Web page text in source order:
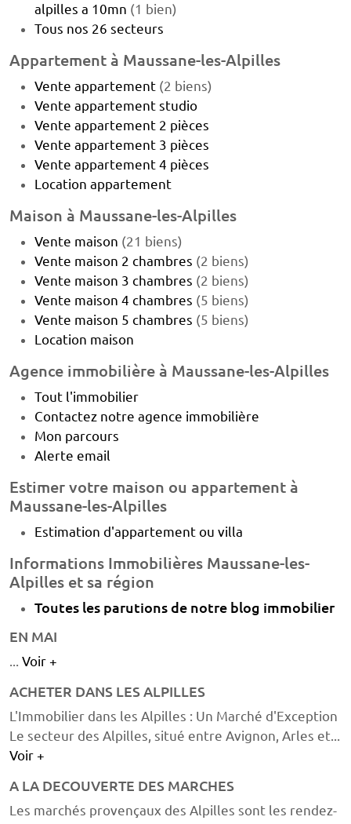
alpilles a 10mn (1 bien)
Tous nos 26 secteurs
Appartement à Maussane-les-Alpilles
Vente appartement (2 biens)
Vente appartement studio
Vente appartement 2 pièces
Vente appartement 3 pièces
Vente appartement 4 pièces
Location appartement
Maison à Maussane-les-Alpilles
Vente maison (21 biens)
Vente maison 2 chambres (2 biens)
Vente maison 3 chambres (2 biens)
Vente maison 4 chambres (5 biens)
Vente maison 5 chambres (5 biens)
Location maison
Agence immobilière à Maussane-les-Alpilles
Tout l'immobilier
Contactez notre agence immobilière
Mon parcours
Alerte email
Estimer votre maison ou appartement à
Maussane-les-Alpilles
Estimation d'appartement ou villa
Informations Immobilières Maussane-les-
Alpilles et sa région
Toutes les parutions de notre blog immobilier
EN MAI
... Voir +
ACHETER DANS LES ALPILLES
L'Immobilier dans les Alpilles : Un Marché d'Exception
Le secteur des Alpilles, situé entre Avignon, Arles et...
Voir +
A LA DECOUVERTE DES MARCHES
Les marchés provençaux des Alpilles sont les rendez-